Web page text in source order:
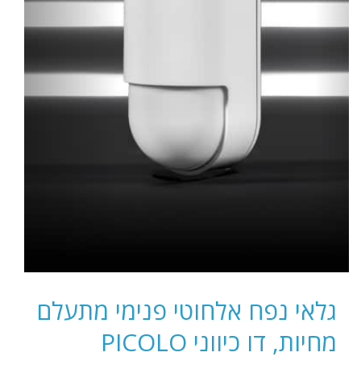
גלאי נפח אלחוטי פנימי מתעלם
מחיות, דו כיווני PICOLO